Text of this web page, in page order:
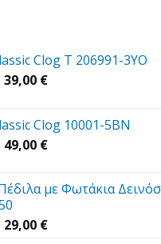
Clog T 206991-3YΟ
Original
45,00 €.
39,00 €Η
είναι:
39,00 €.
Clog 10001-5BN
Original
59,00 €.
49,00 €Η
είναι:
με Φωτάκια
Original
29,00 €Η